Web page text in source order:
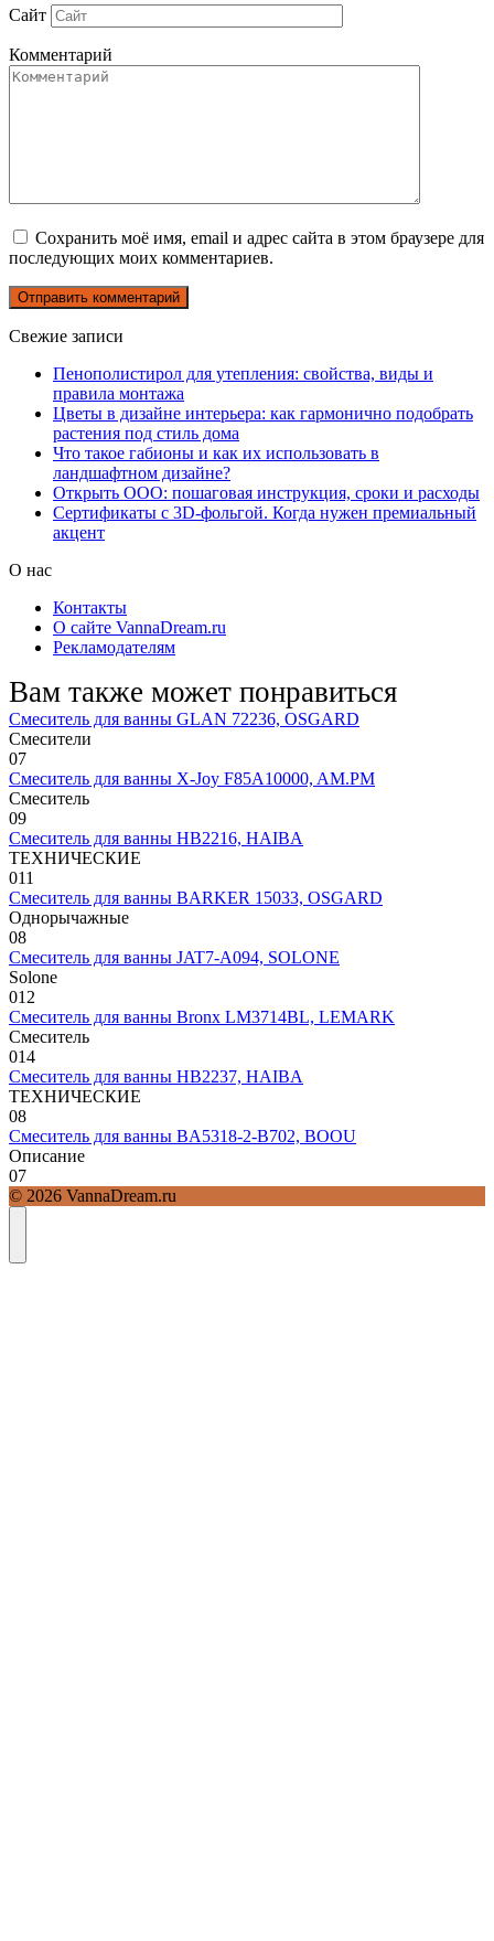
Сайт
Комментарий
Сохранить моё имя, email и адрес сайта в этом браузере для
последующих моих комментариев.
Свежие записи
Пенополистирол для утепления: свойства, виды и
правила монтажа
Цветы в дизайне интерьера: как гармонично подобрать
растения под стиль дома
Что такое габионы и как их использовать в
ландшафтном дизайне?
Открыть ООО: пошаговая инструкция, сроки и расходы
Сертификаты с 3D-фольгой. Когда нужен премиальный
акцент
О нас
Контакты
О сайте VannaDream.ru
Рекламодателям
Вам также может понравиться
Смеситель для ванны GLAN 72236, OSGARD
Смесители
07
Смеситель для ванны X-Joy F85A10000, AM.PM
Смеситель
09
Смеситель для ванны HB2216, HAIBA
ТЕХНИЧЕСКИЕ
011
Смеситель для ванны BARKER 15033, OSGARD
Однорычажные
08
Смеситель для ванны JAT7-A094, SOLONE
Solone
012
Смеситель для ванны Bronx LM3714BL, LEMARK
Смеситель
014
Смеситель для ванны HB2237, HAIBA
ТЕХНИЧЕСКИЕ
08
Смеситель для ванны BA5318-2-B702, BOOU
Описание
07
© 2026 VannaDream.ru